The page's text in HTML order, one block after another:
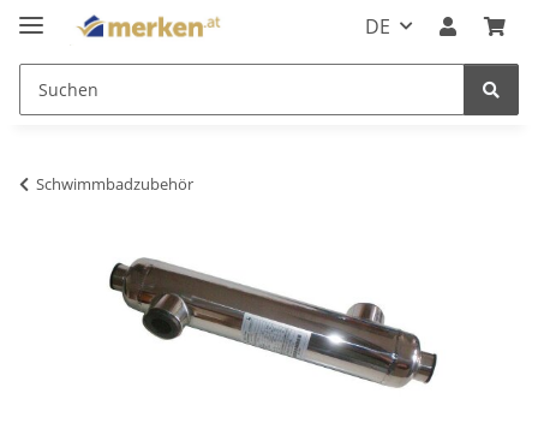
DE
Schwimmbadzubehör